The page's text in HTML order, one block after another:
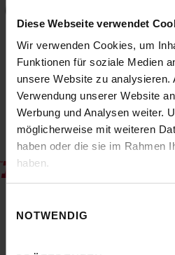
Diese Webseite verwendet
Wir verwenden Cookies, um
Funktionen für soziale Medien
unsere Website zu
Verwendung unserer Website
Werbung und Analysen weiter.
möglicherweise mit weiteren
haben oder die sie im Rahmen
haben.
NOTWENDIG
„artaxo
Ansätzen,
und einem
Experten-